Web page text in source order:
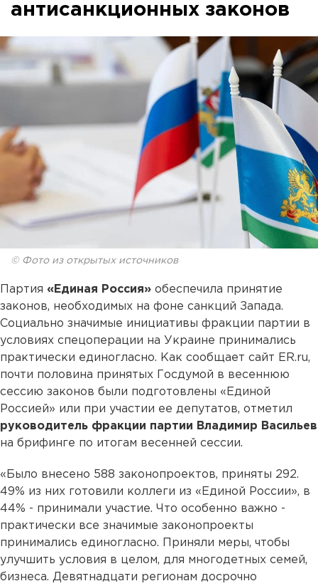
антисанкционных законов
© Фото из открытых источников
Партия «Единая Россия» обеспечила принятие
законов, необходимых на фоне санкций Запада.
Социально значимые инициативы фракции партии в
условиях спецоперации на Украине принимались
практически единогласно. Как сообщает сайт ER.ru,
почти половина принятых Госдумой в весеннюю
сессию законов были подготовлены «Единой
Россией» или при участии ее депутатов, отметил
руководитель фракции партии Владимир Васильев
на брифинге по итогам весенней сессии.
«Было внесено 588 законопроектов, приняты 292.
49% из них готовили коллеги из «Единой России», в
44% - принимали участие. Что особенно важно -
практически все значимые законопроекты
принимались единогласно. Приняли меры, чтобы
улучшить условия в целом, для многодетных семей,
бизнеса. Девятнадцати регионам досрочно